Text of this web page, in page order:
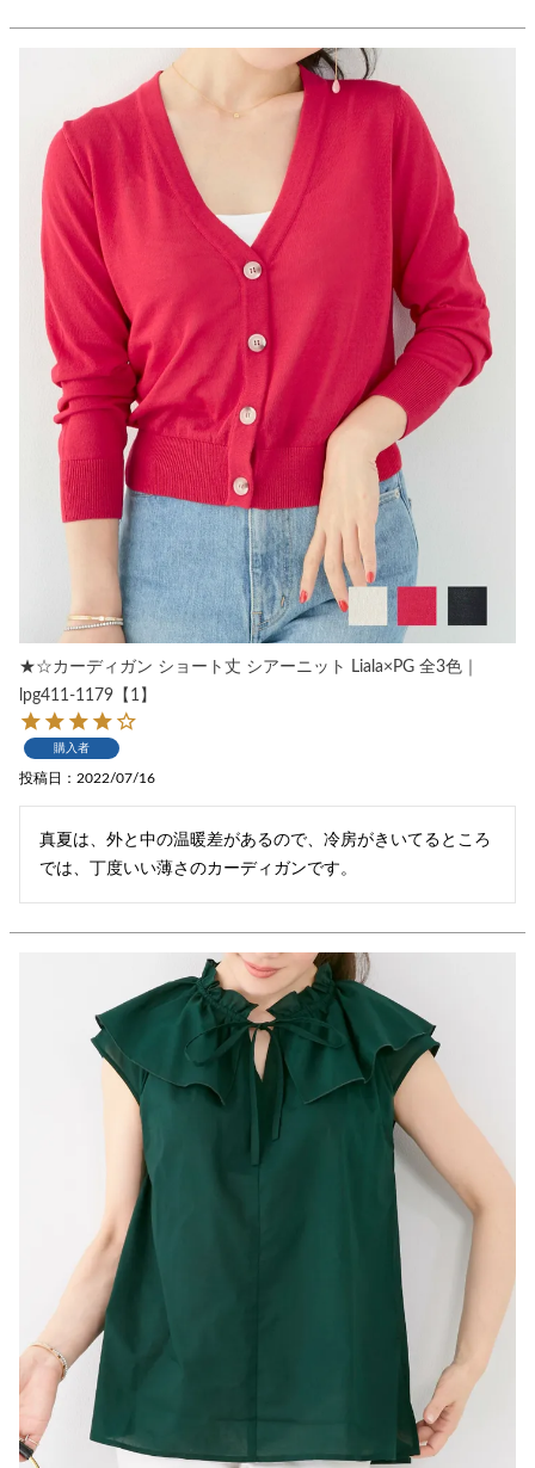
★☆カーディガン ショート丈 シアーニット Liala×PG 全3色｜
lpg411-1179【1】
購入者
投稿日 2022/07/16
真夏は、外と中の温暖差があるので、冷房がきいてるところ
では、丁度いい薄さのカーディガンです。